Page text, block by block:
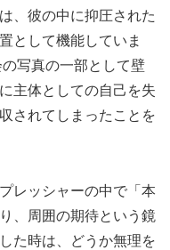
、彼の中に抑圧された
として機能していま
写真の一部として壁
主体としての自己を失
されてしまったことを
レッシャーの中で「本
、周囲の期待という鏡
た時は、どうか無理を